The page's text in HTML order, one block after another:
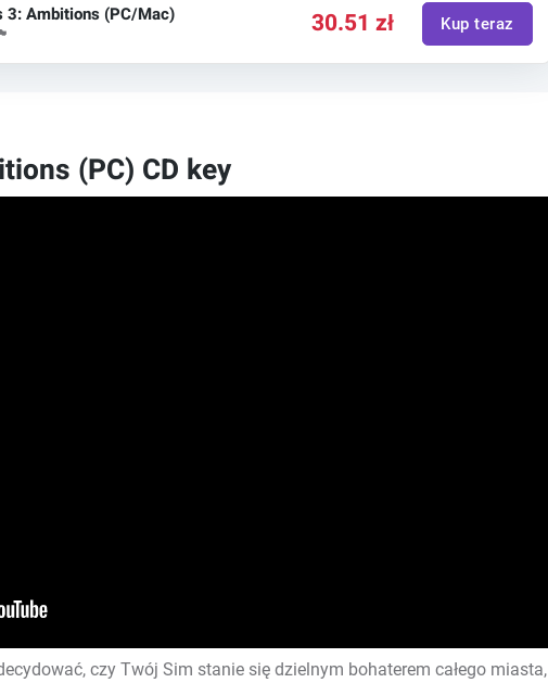
3: Ambitions (PC/Mac) 30.51 zł Kup teraz
(PC) CD key
czy Twój Sim stanie się dzielnym bohaterem całego miasta,